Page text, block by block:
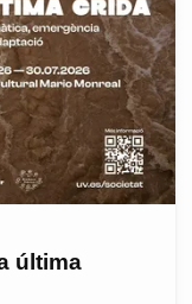
última